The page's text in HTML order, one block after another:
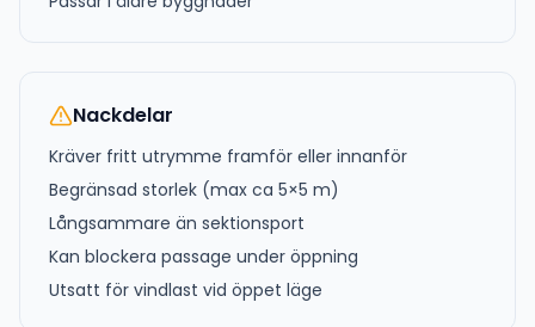
Nackdelar
Kräver fritt utrymme framför eller innanför
Begränsad storlek (max ca 5×5 m)
Långsammare än sektionsport
Kan blockera passage under öppning
Utsatt för vindlast vid öppet läge